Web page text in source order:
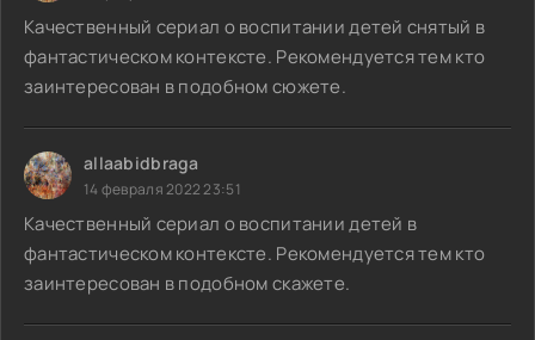
Качественный сериал о воспитании детей снятый в
фантастическом контексте. Рекомендуется тем кто
заинтересован в подобном сюжете.
allaabidbraga
14 февраля 2022 23:51
Качественный сериал о воспитании детей в
фантастическом контексте. Рекомендуется тем кто
заинтересован в подобном скажете.